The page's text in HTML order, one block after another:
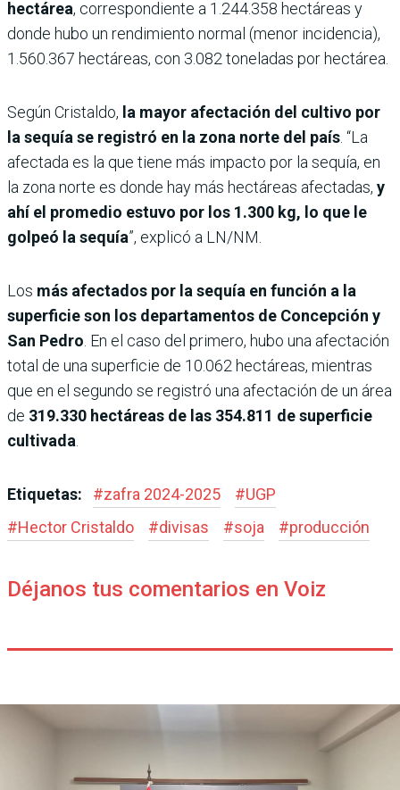
hectárea, correspondiente a 1.244.358 hectáreas y
donde hubo un rendimiento normal (menor incidencia),
1.560.367 hectáreas, con 3.082 toneladas por hectárea.
Según Cristaldo, la mayor afectación del cultivo por
la sequía se registró en la zona norte del país . “La
afectada es la que tiene más impacto por la sequía, en
la zona norte es donde hay más hectáreas afectadas, y
ahí el promedio estuvo por los 1.300 kg, lo que le
golpeó la sequía”, explicó a LN/NM.
Los más afectados por la sequía en función a la
superficie son los departamentos de Concepción y
San Pedro . En el caso del primero, hubo una afectación
total de una superficie de 10.062 hectáreas, mientras
que en el segundo se registró una afectación de un área
de 319.330 hectáreas de las 354.811 de superficie
cultivada
Etiquetas: #zafra 2024-2025 #UGP
#Hector Cristaldo #divisas #soja #producción
Déjanos tus comentarios en Voiz